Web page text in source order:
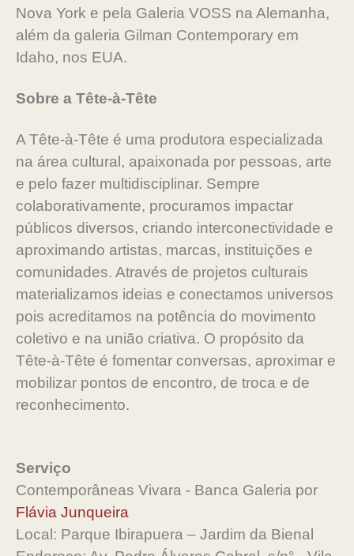
Nova York e pela Galeria VOSS na Alemanha,
além da galeria Gilman Contemporary em
Idaho, nos EUA.
Sobre a Tête-à-Tête
A Tête-à-Tête é uma produtora especializada
na área cultural, apaixonada por pessoas, arte
e pelo fazer multidisciplinar. Sempre
colaborativamente, procuramos impactar
públicos diversos, criando interconectividade e
aproximando artistas, marcas, instituições e
comunidades. Através de projetos culturais
materializamos ideias e conectamos universos
pois acreditamos na potência do movimento
coletivo e na união criativa. O propósito da
Tête-à-Tête é fomentar conversas, aproximar e
mobilizar pontos de encontro, de troca e de
reconhecimento.
Serviço
Contemporâneas Vivara - Banca Galeria por
Flávia Junqueira
Local: Parque Ibirapuera – Jardim da Bienal